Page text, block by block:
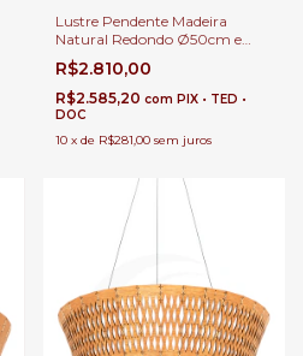
Lustre Pendente Madeira
Natural Redondo Ø50cm e
Ø70cm Lacas Coloridas
Lâmpada E-27 Para Sala de
Jantar e Estar | Linha Carimbó
R$2.810,00
R$2.585,20 com PIX • TED •
DOC
10 x de R$281,00 sem juros